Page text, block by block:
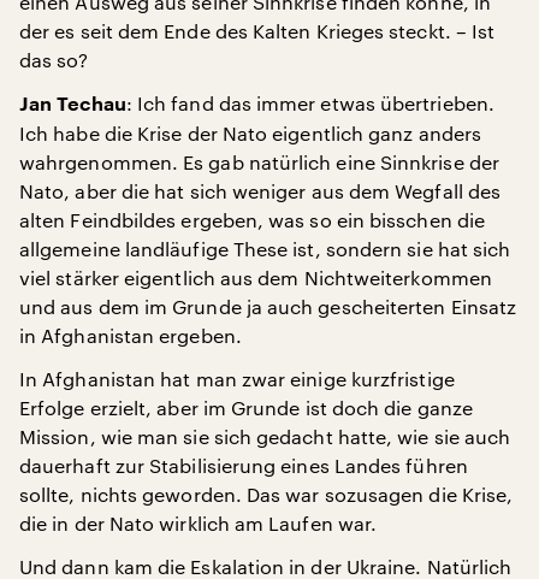
der es seit dem Ende des Kalten Krieges steckt. – Ist
das so?
Jan Techau: Ich fand das immer etwas übertrieben.
Ich habe die Krise der Nato eigentlich ganz anders
wahrgenommen. Es gab natürlich eine Sinnkrise der
Nato, aber die hat sich weniger aus dem Wegfall des
alten Feindbildes ergeben, was so ein bisschen die
allgemeine landläufige These ist, sondern sie hat sich
viel stärker eigentlich aus dem Nichtweiterkommen
und aus dem im Grunde ja auch gescheiterten Einsatz
in Afghanistan ergeben.
In Afghanistan hat man zwar einige kurzfristige
Erfolge erzielt, aber im Grunde ist doch die ganze
Mission, wie man sie sich gedacht hatte, wie sie auch
dauerhaft zur Stabilisierung eines Landes führen
sollte, nichts geworden. Das war sozusagen die Krise,
die in der Nato wirklich am Laufen war.
Und dann kam die Eskalation in der Ukraine. Natürlich